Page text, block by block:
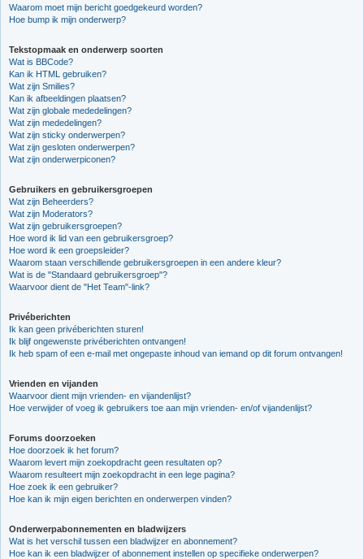
Waarom moet mijn bericht goedgekeurd worden?
Hoe bump ik mijn onderwerp?
Tekstopmaak en onderwerp soorten
Wat is BBCode?
Kan ik HTML gebruiken?
Wat zijn Smilies?
Kan ik afbeeldingen plaatsen?
Wat zijn globale mededelingen?
Wat zijn mededelingen?
Wat zijn sticky onderwerpen?
Wat zijn gesloten onderwerpen?
Wat zijn onderwerpiconen?
Gebruikers en gebruikersgroepen
Wat zijn Beheerders?
Wat zijn Moderators?
Wat zijn gebruikersgroepen?
Hoe word ik lid van een gebruikersgroep?
Hoe word ik een groepsleider?
Waarom staan verschillende gebruikersgroepen in een andere kleur?
Wat is de "Standaard gebruikersgroep"?
Waarvoor dient de "Het Team"-link?
Privéberichten
Ik kan geen privéberichten sturen!
Ik blijf ongewenste privéberichten ontvangen!
Ik heb spam of een e-mail met ongepaste inhoud van iemand op dit forum ontvangen!
Vrienden en vijanden
Waarvoor dient mijn vrienden- en vijandenlijst?
Hoe verwijder of voeg ik gebruikers toe aan mijn vrienden- en/of vijandenlijst?
Forums doorzoeken
Hoe doorzoek ik het forum?
Waarom levert mijn zoekopdracht geen resultaten op?
Waarom resulteert mijn zoekopdracht in een lege pagina?
Hoe zoek ik een gebruiker?
Hoe kan ik mijn eigen berichten en onderwerpen vinden?
Onderwerpabonnementen en bladwijzers
Wat is het verschil tussen een bladwijzer en abonnement?
Hoe kan ik een bladwijzer of abonnement instellen op specifieke onderwerpen?